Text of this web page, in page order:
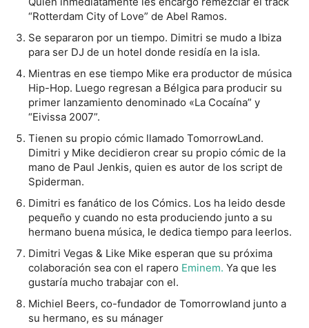
“Rotterdam City of Love” de Abel Ramos.
Se separaron por un tiempo. Dimitri se mudo a Ibiza
para ser DJ de un hotel donde residía en la isla.
Mientras en ese tiempo Mike era productor de música
Hip-Hop. Luego regresan a Bélgica para producir su
primer lanzamiento denominado «La Cocaína” y
“Eivissa 2007”.
Tienen su propio cómic llamado TomorrowLand.
Dimitri y Mike decidieron crear su propio cómic de la
mano de Paul Jenkis, quien es autor de los script de
Spiderman.
Dimitri es fanático de los Cómics. Los ha leido desde
pequeño y cuando no esta produciendo junto a su
hermano buena música, le dedica tiempo para leerlos.
Dimitri Vegas & Like Mike esperan que su próxima
colaboración sea con el rapero Eminem. Ya que les
gustaría mucho trabajar con el.
Michiel Beers, co-fundador de Tomorrowland junto a
su hermano, es su mánager